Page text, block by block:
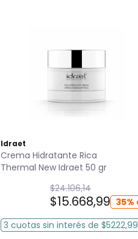
Idraet
Crema Hidratante Rica
Thermal New Idraet 50 gr
35%
$24.106,14
$15.668,99
3 cuotas sin interés de $5222,99